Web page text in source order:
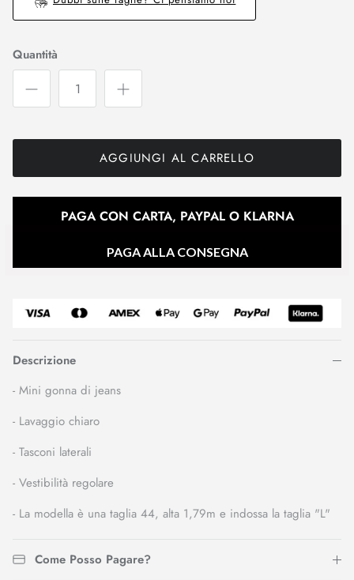
Quantità
AGGIUNGI AL CARRELLO
PAGA CON CARTA, PAYPAL O KLARNA
PAGA ALLA CONSEGNA
Descrizione
- Mini gonna di jeans
- Lavaggio chiaro
- Tasconi laterali
- Vestibilità regolare
- La modella è una taglia 44, alta 1,79m e indossa la taglia "L"
Come Posso Pagare?